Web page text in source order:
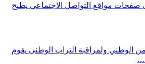
مواقع التواصل الاجتماعي يطيح
الوطني ولمراقبة التراب الوطني يقوم